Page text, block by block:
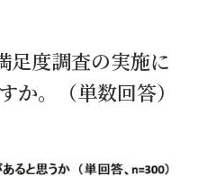
足度調査の実施に
か。（単数回答）